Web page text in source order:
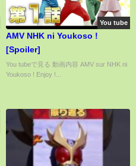
You tube
AMV NHK ni Youkoso !
[Spoiler]
You tubeで見る 動画内容 AMV sur NHK ni
Youkoso ! Enjoy !...